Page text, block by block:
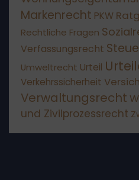
Markenrecht PKW
Rechtliche Fragen
Verfassungsrecht
Umweltrecht Urteil
Verkehrssicherheit
Verwaltungsrecht
und Zivilprozessrecht